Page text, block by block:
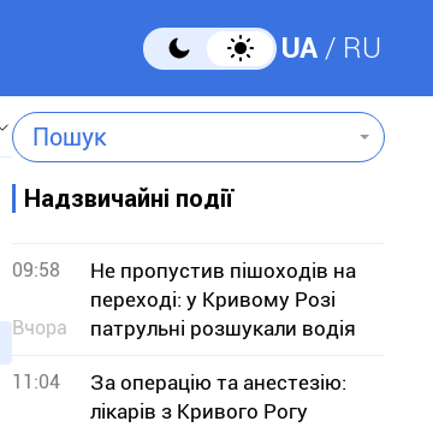
UA RU
Пошук
Надзвичайні події
09:58
Вчора
Не пропустив пішоходів на
переході: у Кривому Розі
патрульні розшукали водія
11:04
За операцію та анестезію:
лікарів з Кривого Рогу